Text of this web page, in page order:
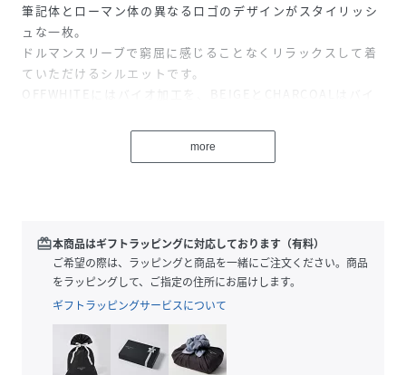
筆記体とローマン体の異なるロゴのデザインがスタイリッシ
ュな一枚。
ドルマンスリーブで窮屈に感じることなくリラックスして着
ていただけるシルエットです。
OFFWHITEにはバイオ加工を、BEIGEとCHARCOALはバイ
BEIGEとCHARCOALはMICA&DEALオリジナルカラーです。
Peaberry＝コーヒーの実に本来入っているべき2つの種子の
【logocolor】
OFFWHITE：OFFWHITE×BLACK
BEIGE：BEIGE×BROWN
CHARCOAL：CHARCOAL×PINK
【fabric】
more
redeem本商品はギフトラッピングに対応しております（有料）
ご希望の際は、ラッピングと商品を一緒にご注文ください。商品
をラッピングして、ご指定の住所にお届けします。
ギフトラッピングサービスについて